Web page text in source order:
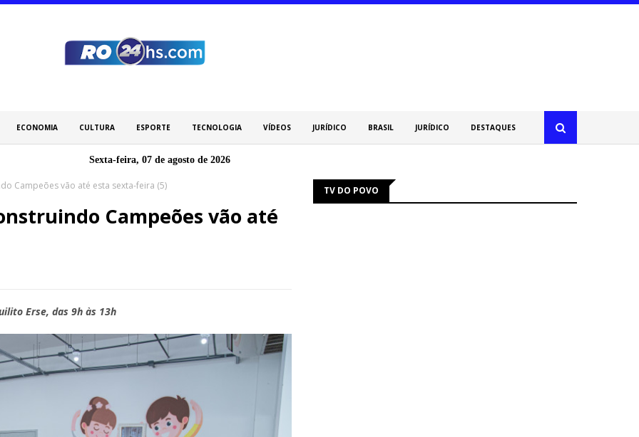
ECONOMIA CULTURA ESPORTE TECNOLOGIA VÍDEOS JURÍDICO BRASIL JURÍDICO DESTAQUES
Sexta-feira, 07 de agosto de 2026
Campeões vão até esta sexta-feira (5)
Campeões vão até
Erse, das 9h às 13h
TV DO POVO